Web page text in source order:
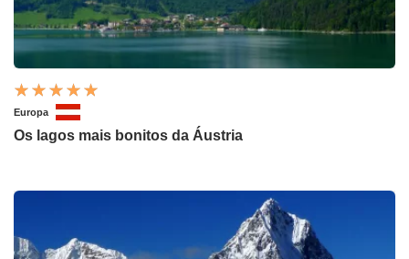
Europa
Os lagos mais bonitos da Áustria